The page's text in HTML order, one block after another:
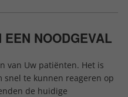
NOODGEVAL
van Uw patiënten. Het is
te kunnen reageren op
de huidige